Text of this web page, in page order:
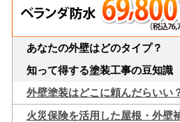
あなたの外壁はどのタイプ？
知って得する塗装工事の豆知識
外壁塗装はどこに頼んだらいい
火災保険を活用した屋根・外壁